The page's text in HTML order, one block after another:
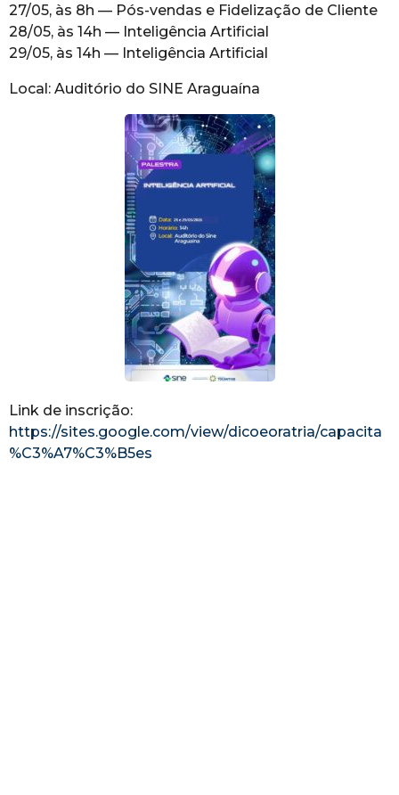
27/05, às 8h — Pós-vendas e Fidelização de Cliente
28/05, às 14h — Inteligência Artificial
29/05, às 14h — Inteligência Artificial
Local: Auditório do SINE Araguaína
Link de inscrição:
https://sites.google.com/view/dicoeoratria/capacita
%C3%A7%C3%B5es